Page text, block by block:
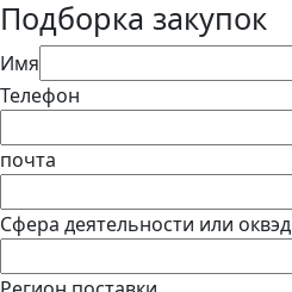
Подборка закупок
Имя
Телефон
почта
Сфера деятельности или оквэд